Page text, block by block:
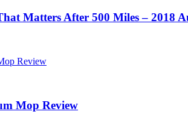
Matters After 500 Miles – 2018
Mop Review